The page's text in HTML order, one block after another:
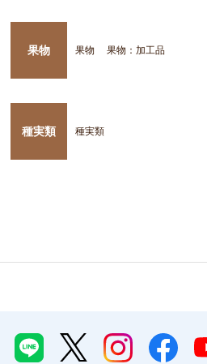
果物 果物 果物：加工品
種実類 種実類